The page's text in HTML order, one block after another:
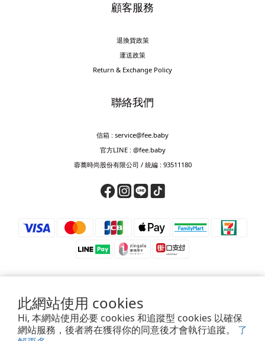
此網站使用 cookies
Hi, 本網站使用必要 cookies 和追蹤型 cookies 以確保
網站服務，後者將在獲得你的同意後才會執行追蹤。 了
顧客服務
退換貨政策
運送政策
Return & Exchange Policy
聯絡我們
信箱 : service@fee.baby
官方LINE : @fee.baby
蓉蕎時尚股份有限公司 / 統編 : 93511180
⚠️ 防詐騙提醒 ⚠️
若接獲來電要求匯款、轉帳、儲值或提供驗證碼，皆為詐騙，請立即掛斷。
如對訂單、付款或帳號有疑慮，請透過官方客服確認，或撥打165查證。